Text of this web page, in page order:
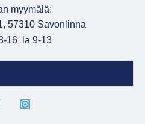
myymälä:
57310 Savonlinna
16 la 9-13